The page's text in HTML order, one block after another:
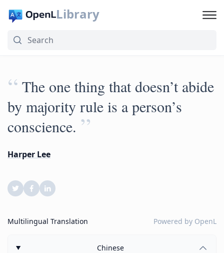
Library
“ The one thing that doesn’t abide
by majority rule is a person’s
conscience. ”
Harper Lee
Multilingual Translation Powered by OpenL
Chinese